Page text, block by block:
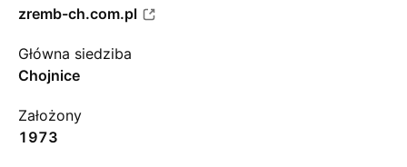
zremb-ch.com.pl
Główna siedziba
Chojnice
Założony
1973